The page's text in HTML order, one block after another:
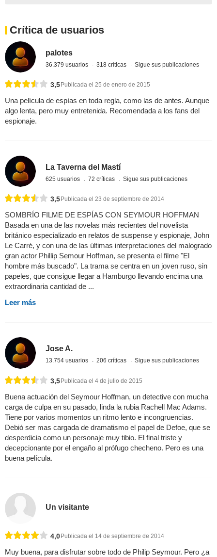
Crítica de usuarios
palotes
36.379 usuarios 318 críticas Sigue sus publicaciones
3,5 Publicada el 25 de enero de 2015
Una película de espías en toda regla, como las de antes. Aunque
algo lenta, pero muy entretenida. Recomendada a los fans del
espionaje.
La Taverna del Mastí
625 usuarios 72 críticas Sigue sus publicaciones
3,5 Publicada el 23 de septiembre de 2014
SOMBRÍO FILME DE ESPÍAS CON SEYMOUR HOFFMAN
Basada en una de las novelas más recientes del novelista
británico especializado en relatos de suspense y espionaje, John
Le Carré, y con una de las últimas interpretaciones del malogrado
gran actor Phillip Semour Hoffman, se presenta el filme "El
hombre más buscado". La trama se centra en un joven ruso, sin
papeles, que consigue llegar a Hamburgo llevando encima una
extraordinaria cantidad de ...
Leer más
Jose A.
13.754 usuarios 206 críticas Sigue sus publicaciones
3,5Publicada el 4 de julio de 2015
Buena actuación del Seymour Hoffman, un detective con mucha
carga de culpa en su pasado, linda la rubia Rachell Mac Adams.
Tiene por varios momentos un ritmo lento e incongruencias.
Debió ser mas cargada de dramatismo el papel de Defoe, que se
desperdicia como un personaje muy tibio. El final triste y
decepcionante por el engaño al prófugo checheno. Pero es una
buena película.
Un visitante
4,0 Publicada el 14 de septiembre de 2014
Muy buena, para disfrutar sobre todo de Philip Seymour. Pero ¿a